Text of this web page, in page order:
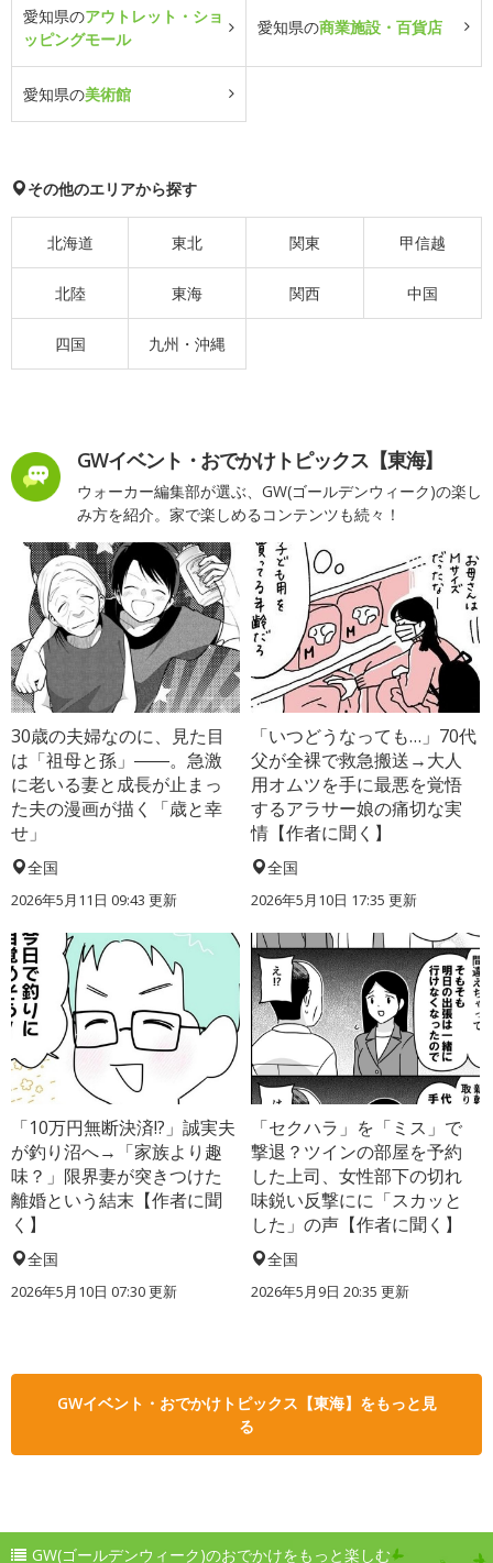
愛知県のアウトレット・ショ
ッピングモール
愛知県の商業施設・百貨店
愛知県の美術館
その他のエリアから探す
北海道 東北 関東 甲信越
北陸 東海 関西 中国
四国 九州・沖縄
GWイベント・おでかけトピックス【東海】
ウォーカー編集部が選ぶ、GW(ゴールデンウィーク)の楽し
み方を紹介。家で楽しめるコンテンツも続々！
30歳の夫婦なのに、見た目
は「祖母と孫」――。急激
に老いる妻と成長が止まっ
た夫の漫画が描く「歳と幸
せ」
全国
2026年5月11日 09:43 更新
「いつどうなっても…」70代
父が全裸で救急搬送→大人
用オムツを手に最悪を覚悟
するアラサー娘の痛切な実
情【作者に聞く】
全国
2026年5月10日 17:35 更新
「10万円無断決済!?」誠実夫
が釣り沼へ→「家族より趣
味？」限界妻が突きつけた
離婚という結末【作者に聞
く】
全国
2026年5月10日 07:30 更新
「セクハラ」を「ミス」で
撃退？ツインの部屋を予約
した上司、女性部下の切れ
味鋭い反撃にに「スカッと
した」の声【作者に聞く】
全国
2026年5月9日 20:35 更新
GWイベント・おでかけトピックス【東海】をもっと見
る
GW(ゴールデンウィーク)のおでかけをもっと楽しむ